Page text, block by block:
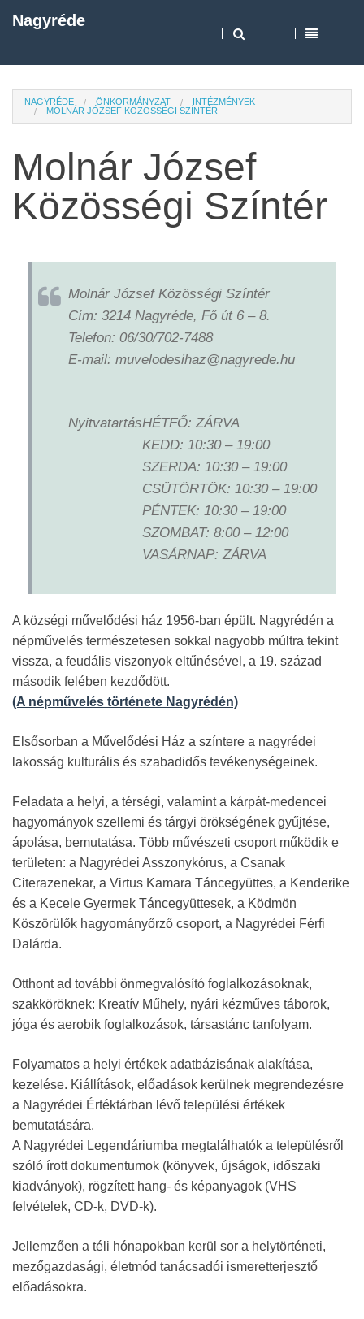
Nagyréde
NAGYRÉDE ÖNKORMÁNYZAT
INTÉZMÉNYEK
MOLNÁR JÓZSEF KÖZÖSSÉGI SZÍNTÉR
Molnár József
Közösségi Színtér
Molnár József Közösségi Színtér
Cím: 3214 Nagyréde, Fő út 6 – 8.
Telefon: 06/30/702-7488
E-mail: muvelodesihaz@nagyrede.hu
NyitvatartásHÉTFŐ: ZÁRVA
KEDD: 10:30 – 19:00
SZERDA: 10:30 – 19:00
CSÜTÖRTÖK: 10:30 – 19:00
PÉNTEK: 10:30 – 19:00
SZOMBAT: 8:00 – 12:00
VASÁRNAP: ZÁRVA
A községi művelődési ház 1956-ban épült. Nagyrédén a
népművelés természetesen sokkal nagyobb múltra tekint
vissza, a feudális viszonyok eltűnésével, a 19. század
második felében kezdődött.
(A népművelés története Nagyrédén)
Elsősorban a Művelődési Ház a színtere a nagyrédei
lakosság kulturális és szabadidős tevékenységeinek.
Feladata a helyi, a térségi, valamint a kárpát-medencei
hagyományok szellemi és tárgyi örökségének gyűjtése,
ápolása, bemutatása. Több művészeti csoport működik e
területen: a Nagyrédei Asszonykórus, a Csanak
Citerazenekar, a Virtus Kamara Táncegyüttes, a Kenderike
és a Kecele Gyermek Táncegyüttesek, a Ködmön
Köszörülők hagyományőrző csoport, a Nagyrédei Férfi
Dalárda.
Otthont ad további önmegvalósító foglalkozásoknak,
szakköröknek: Kreatív Műhely, nyári kézműves táborok,
jóga és aerobik foglalkozások, társastánc tanfolyam.
Folyamatos a helyi értékek adatbázisának alakítása,
kezelése. Kiállítások, előadások kerülnek megrendezésre
a Nagyrédei Értéktárban lévő települési értékek
bemutatására.
A Nagyrédei Legendáriumba megtalálhatók a településről
szóló írott dokumentumok (könyvek, újságok, időszaki
kiadványok), rögzített hang- és képanyagok (VHS
felvételek, CD-k, DVD-k).
Jellemzően a téli hónapokban kerül sor a helytörténeti,
mezőgazdasági, életmód tanácsadói ismeretterjesztő
előadásokra.